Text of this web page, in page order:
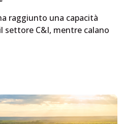
raggiunto una capacità
settore C&I, mentre calano